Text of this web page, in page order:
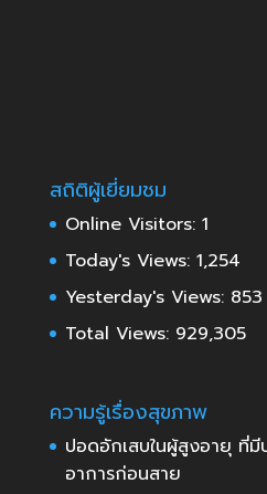
สถิติผู้เยี่ยมชม
Online Visitors: 1
Today's Views: 1,254
Yesterday's Views: 853
Total Views: 929,305
ความรู้เรื่องสุขภาพ
ปอดอักเสบในผู้สูงอายุ ที่มี
อาการก่อนสาย